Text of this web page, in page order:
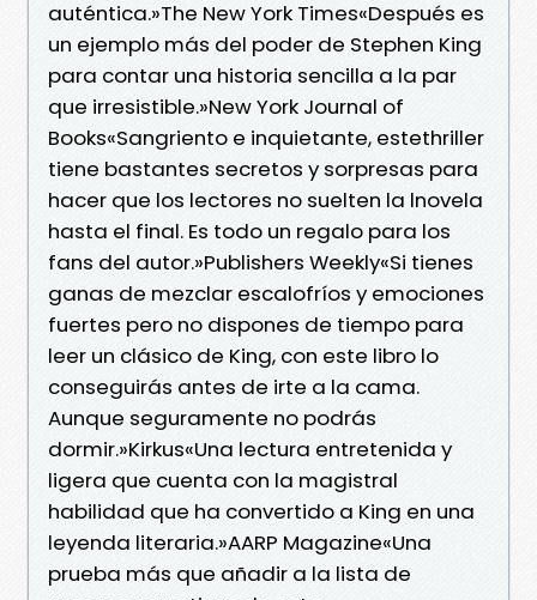
auténtica.»The New York Times«Después es
un ejemplo más del poder de Stephen King
para contar una historia sencilla a la par
que irresistible.»New York Journal of
Books«Sangriento e inquietante, estethriller
tiene bastantes secretos y sorpresas para
hacer que los lectores no suelten la lnovela
hasta el final. Es todo un regalo para los
fans del autor.»Publishers Weekly«Si tienes
ganas de mezclar escalofríos y emociones
fuertes pero no dispones de tiempo para
leer un clásico de King, con este libro lo
conseguirás antes de irte a la cama.
Aunque seguramente no podrás
dormir.»Kirkus«Una lectura entretenida y
ligera que cuenta con la magistral
habilidad que ha convertido a King en una
leyenda literaria.»AARP Magazine«Una
prueba más que añadir a la lista de